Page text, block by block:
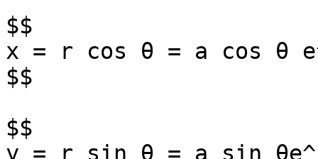
$$
x = r cos θ = a cos θ
$$
$$
y = r sin θ = a sin